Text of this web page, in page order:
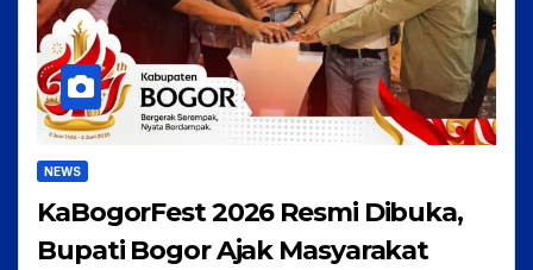
NEWS
KaBogorFest 2026 Resmi Dibuka,
Bupati Bogor Ajak Masyarakat